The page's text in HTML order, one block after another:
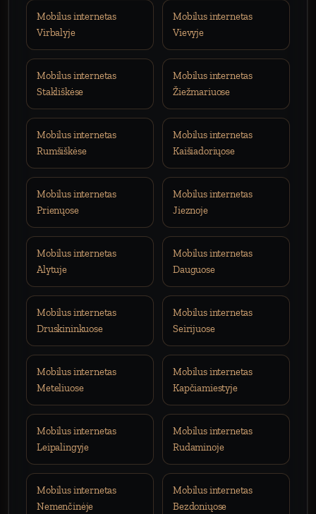
Mobilus internetas
Virbalyje
Mobilus internetas
Vievyje
Mobilus internetas
Stakliškėse
Mobilus internetas
Žiežmariuose
Mobilus internetas
Rumšiškėse
Mobilus internetas
Kaišiadoriųose
Mobilus internetas
Prienųose
Mobilus internetas
Jieznoje
Mobilus internetas
Alytuje
Mobilus internetas
Dauguose
Mobilus internetas
Druskininkuose
Mobilus internetas
Seirijuose
Mobilus internetas
Meteliuose
Mobilus internetas
Kapčiamiestyje
Mobilus internetas
Leipalingyje
Mobilus internetas
Rudaminoje
Mobilus internetas
Nemenčinėje
Mobilus internetas
Bezdoniųose